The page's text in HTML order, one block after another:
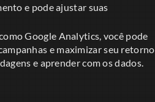
e pode ajustar suas
Google Analytics, você pode
e maximizar seu retorno
e aprender com os dados.